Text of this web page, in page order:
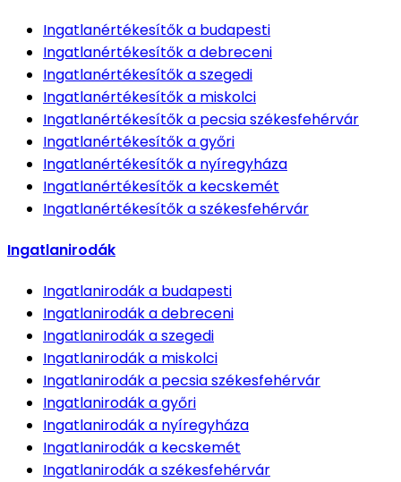
Ingatlanértékesítőka budapesti
Ingatlanértékesítőka debreceni
Ingatlanértékesítőka szegedi
Ingatlanértékesítőka miskolci
Ingatlanértékesítőka pecsia székesfehérvár
Ingatlanértékesítőka győri
Ingatlanértékesítőka nyíregyháza
Ingatlanértékesítőka kecskemét
Ingatlanértékesítőka székesfehérvár
Ingatlanirodák
Ingatlanirodáka budapesti
Ingatlanirodáka debreceni
Ingatlanirodáka szegedi
Ingatlanirodáka miskolci
Ingatlanirodáka pecsia székesfehérvár
Ingatlanirodáka győri
Ingatlanirodáka nyíregyháza
Ingatlanirodáka kecskemét
Ingatlanirodáka székesfehérvár